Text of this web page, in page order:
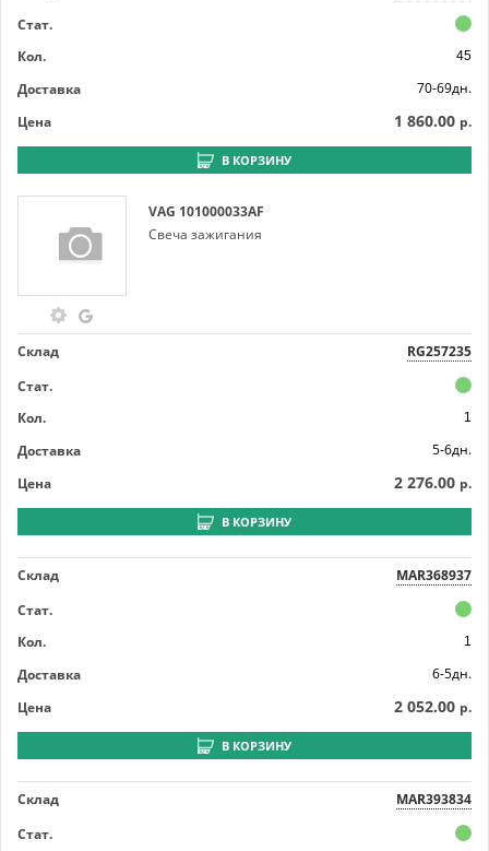
Стат.
Кол.
45
Доставка
70-69дн.
Цена
1 860.00 р.
В КОРЗИНУ
VAG 101000033AF
Свеча зажигания
Склад
RG257235
Стат.
Кол.
1
Доставка
5-6дн.
Цена
2 276.00 р.
В КОРЗИНУ
Склад
MAR368937
Стат.
Кол.
1
Доставка
6-5дн.
Цена
2 052.00 р.
В КОРЗИНУ
Склад
MAR393834
Стат.